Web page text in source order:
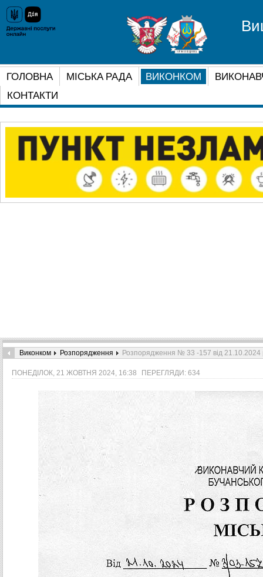
ГОЛОВНА МІСЬКА РАДА ВИКОНКОМ
КОНТАКТИ
Виконком Розпорядження Розпорядження № 33 -157 від 21.10.2024
ПОНЕДІЛОК, 21 ЖОВТНЯ 2024, 16:38 ПЕРЕГЛЯДИ: 634